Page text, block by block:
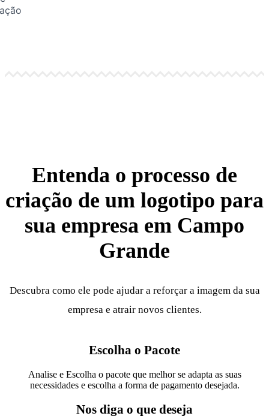
Entenda o processo de
criação de um logotipo para
sua empresa em Campo
Grande
Descubra como ele pode ajudar a reforçar a imagem da sua
empresa e atrair novos clientes.
Escolha o Pacote
Analise e Escolha o pacote que melhor se adapta as suas
necessidades e escolha a forma de pagamento desejada.
Nos diga o que deseja